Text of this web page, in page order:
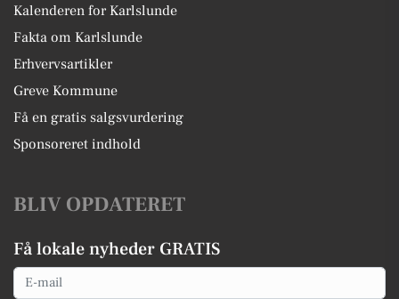
Kalenderen for Karlslunde
Fakta om Karlslunde
Erhvervsartikler
Greve Kommune
Få en gratis salgsvurdering
Sponsoreret indhold
BLIV OPDATERET
Få lokale nyheder GRATIS
Email